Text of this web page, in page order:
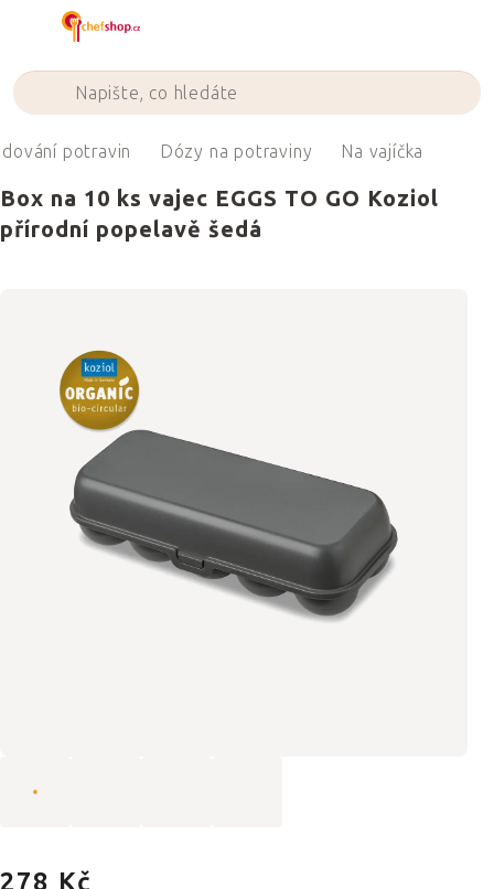
potravin Dózy na potraviny Na vajíčka
Box na 10 ks vajec EGGS TO GO Koziol
přírodní popelavě šedá
278 Kč